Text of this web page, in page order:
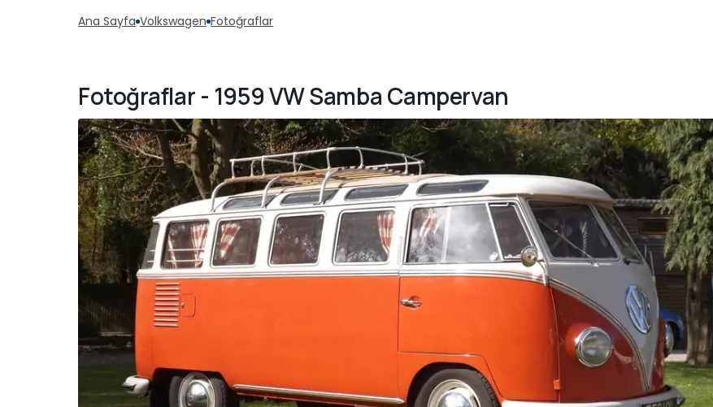
Ana Sayfa Volkswagen Fotoğraflar
Fotoğraflar - 1959 VW Samba Campervan